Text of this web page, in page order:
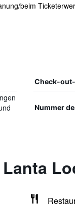
beim
Check-
Nummer